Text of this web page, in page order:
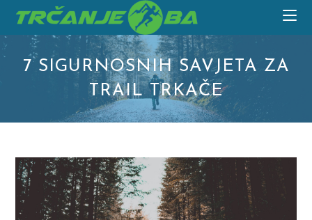
content
7 SIGURNOSNIH SAVJETA ZA
TRAIL TRKAČE